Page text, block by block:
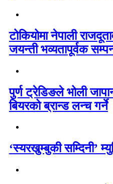
टोकियोमा नेपाली
जयन्ती भव्यतापूर्वक
पुर्ण ट्रेडिङले भोली
बियरको ब्रान्ड लन्च गर्ने
‘स्यरखुम्बुकी सम्दिनी’